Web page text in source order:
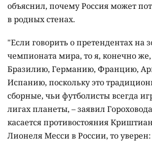
объяснил, почему Россия может
в родных стенах.
"Если говорить о претендентах на
чемпионата мира, то я, конечно
Бразилию, Германию, Францию,
Испанию, поскольку это
сборные, чьи футболисты всегда
лигах планеты, – заявил
касается противостояния
Лионеля Месси в России, то